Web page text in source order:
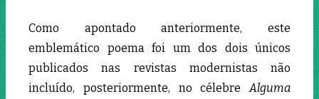
Como apontado anteriormente, este
emblemático poema foi um dos dois únicos
publicados nas revistas modernistas não
incluído, posteriormente, no célebre Alguma